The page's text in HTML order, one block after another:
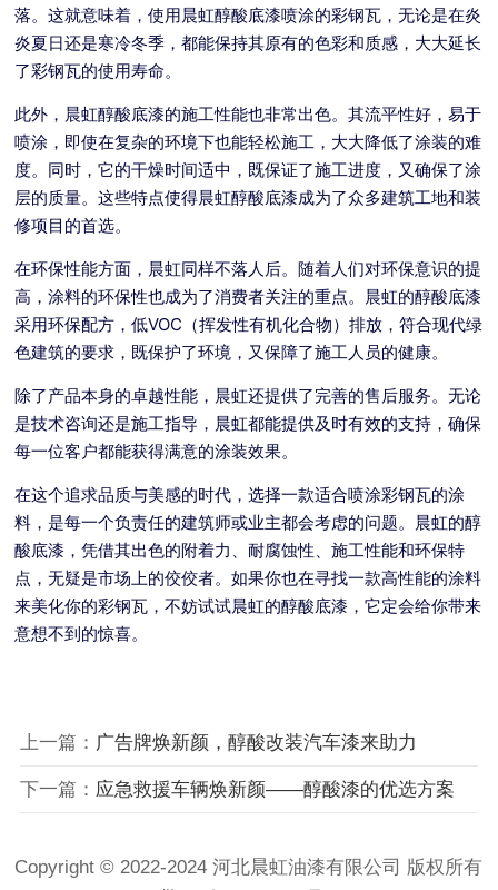
落。这就意味着，使用晨虹醇酸底漆喷涂的彩钢瓦，无论是在炎
炎夏日还是寒冷冬季，都能保持其原有的色彩和质感，大大延长
了彩钢瓦的使用寿命。
此外，晨虹醇酸底漆的施工性能也非常出色。其流平性好，易于
喷涂，即使在复杂的环境下也能轻松施工，大大降低了涂装的难
度。同时，它的干燥时间适中，既保证了施工进度，又确保了涂
层的质量。这些特点使得晨虹醇酸底漆成为了众多建筑工地和装
修项目的首选。
在环保性能方面，晨虹同样不落人后。随着人们对环保意识的提
高，涂料的环保性也成为了消费者关注的重点。晨虹的醇酸底漆
采用环保配方，低VOC（挥发性有机化合物）排放，符合现代绿
色建筑的要求，既保护了环境，又保障了施工人员的健康。
除了产品本身的卓越性能，晨虹还提供了完善的售后服务。无论
是技术咨询还是施工指导，晨虹都能提供及时有效的支持，确保
每一位客户都能获得满意的涂装效果。
在这个追求品质与美感的时代，选择一款适合喷涂彩钢瓦的涂
料，是每一个负责任的建筑师或业主都会考虑的问题。晨虹的醇
酸底漆，凭借其出色的附着力、耐腐蚀性、施工性能和环保特
点，无疑是市场上的佼佼者。如果你也在寻找一款高性能的涂料
来美化你的彩钢瓦，不妨试试晨虹的醇酸底漆，它定会给你带来
意想不到的惊喜。
上一篇： 广告牌焕新颜，醇酸改装汽车漆来助力
下一篇： 应急救援车辆焕新颜——醇酸漆的优选方案
Copyright © 2022-2024 河北晨虹油漆有限公司 版权所有